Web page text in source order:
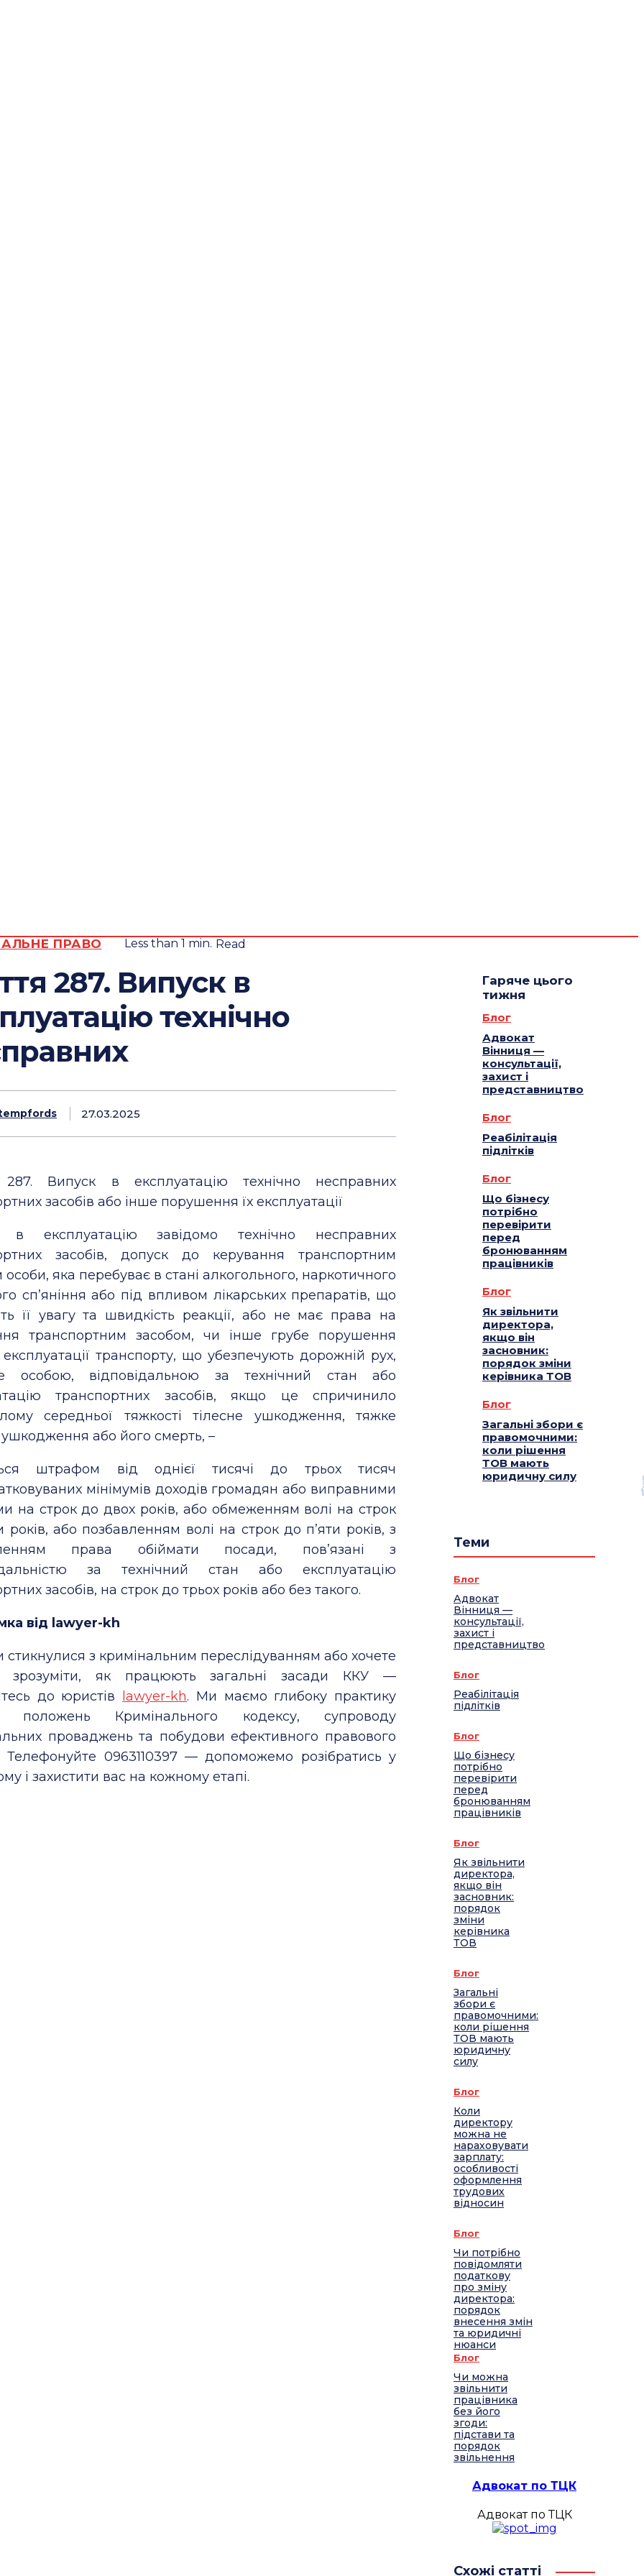
ПРАВО Less than 1 min. Read
287. Випуск в
технічно
27.03.2025
Випуск в експлуатацію технічно несправних
засобів або інше порушення їх експлуатації
в експлуатацію завідомо технічно несправних
засобів, допуск до керування транспортним
особи, яка перебуває в стані алкогольного, наркотичного
сп’яніння або під впливом лікарських препаратів, що
її увагу та швидкість реакції, або не має права на
транспортним засобом, чи інше грубе порушення
транспорту, що убезпечують дорожній рух,
особою, відповідальною за технічний стан або
транспортних засобів, якщо це спричинило
середньої тяжкості тілесне ушкодження, тяжке
ушкодження або його смерть, –
штрафом від однієї тисячі до трьох тисяч
мінімумів доходів громадян або виправними
на строк до двох років, або обмеженням волі на строк
років, або позбавленням волі на строк до п’яти років, з
права обіймати посади, пов’язані з
за технічний стан або експлуатацію
засобів, на строк до трьох років або без такого.
від lawyer-kh
з кримінальним переслідуванням або хочете
зрозуміти, як працюють загальні засади ККУ —
до юристів
lawyer-kh. Ми маємо глибоку практику
положень Кримінального кодексу, супроводу
проваджень та побудови ефективного правового
Телефонуйте 0963110397 — допоможемо розібратись у
і захистити вас на кожному етапі.
Гаряче цього
тижня
Блог
Адвокат
Вінниця —
консультації,
захист і
представництво
Блог
Реабілітація
підлітків
Блог
Що бізнесу
потрібно
перевірити
перед
бронюванням
працівників
Блог
Як звільнити
директора,
якщо він
засновник:
порядок зміни
керівника ТОВ
Блог
Загальні збори є
правомочними:
коли рішення
ТОВ мають
юридичну силу
Теми
Блог
Адвокат
Вінниця —
консультації,
захист і
представництво
Блог
Реабілітація
підлітків
Блог
Що бізнесу
потрібно
перевірити
перед
бронюванням
працівників
Блог
Як звільнити
директора,
якщо він
засновник:
порядок
зміни
керівника
ТОВ
Блог
Загальні
збори є
правомочними:
коли рішення
ТОВ мають
юридичну
силу
Блог
Коли
директору
можна не
нараховувати
зарплату:
особливості
оформлення
трудових
відносин
Блог
Чи потрібно
повідомляти
податкову
про зміну
директора:
порядок
внесення змін
та юридичні
нюанси
Блог
Чи можна
звільнити
працівника
без його
згоди:
підстави та
порядок
звільнення
Адвокат по ТЦК
Адвокат по ТЦК
Схожі статті